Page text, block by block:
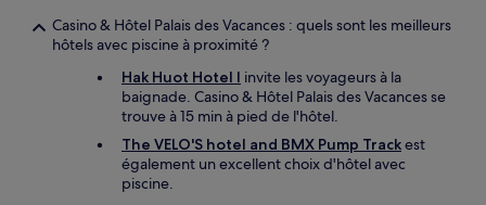
Casino & Hôtel Palais des Vacances : quels sont les meilleurs
hôtels avec piscine à proximité ?
Hak Huot Hotel I invite les voyageurs à la
baignade. Casino & Hôtel Palais des Vacances se
trouve à 15 min à pied de l'hôtel.
The VELO'S hotel and BMX Pump Trackest
également un excellent choix d'hôtel avec
piscine.